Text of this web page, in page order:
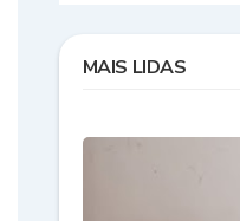
MAIS LIDAS